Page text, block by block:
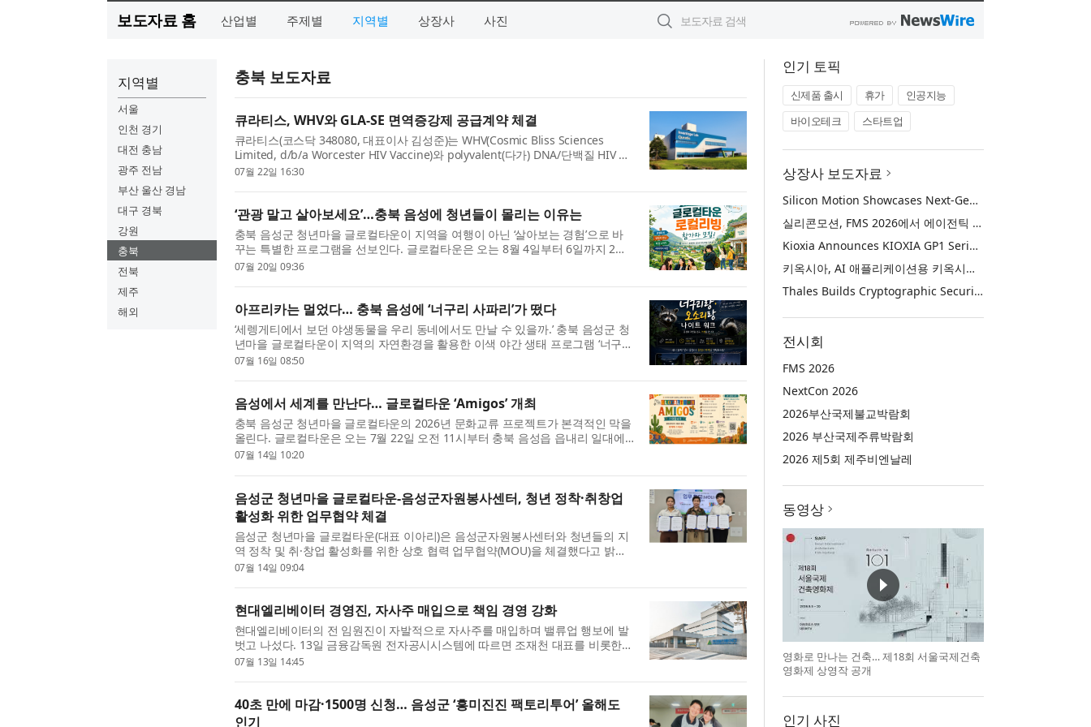
보도자료 홈 산업별 주제별 지역별 상장사 사진
지역별
서울
인천 경기
대전 충남
광주 전남
부산 울산 경남
대구 경북
강원
충북
전북
제주
해외
충북 보도자료
큐라티스, WHV와 GLA-SE 면역증강제 공급계약 체결
큐라티스(코스닥 348080, 대표이사 김성준)는 WHV(Cosmic Bliss Sciences
Limited, d/b/a Worcester HIV Vaccine)와 polyvalent(다가) DNA/단백질 HIV 백
신(PDPHV) 2a상 임상시험에 사용될 GLA-SE 면역증강제(adjuvant)를 제조·공급
07월 22일 16:30
‘관광 말고 살아보세요’…충북 음성에 청년들이 몰리는 이유는
충북 음성군 청년마을 글로컬타운이 지역을 여행이 아닌 ‘살아보는 경험’으로 바
꾸는 특별한 프로그램을 선보인다. 글로컬타운은 오는 8월 4일부터 6일까지 2박
3일간 진행되는 ‘글로컬 로컬리빙’ 참가자를 모집한다고 밝혔다. 이번 프로그램은
07월 20일 09:36
아프리카는 멀었다… 충북 음성에 ‘너구리 사파리’가 떴다
‘세렝게티에서 보던 야생동물을 우리 동네에서도 만날 수 있을까.’ 충북 음성군 청
년마을 글로컬타운이 지역의 자연환경을 활용한 이색 야간 생태 프로그램 ‘너구리
랑 오소리랑 나이트 워크’를 선보이며 새로운 로컬 관광 콘텐츠를 제안했다. 이 프
07월 16일 08:50
음성에서 세계를 만난다… 글로컬타운 ‘Amigos’ 개최
충북 음성군 청년마을 글로컬타운의 2026년 문화교류 프로젝트가 본격적인 막을
올린다. 글로컬타운은 오는 7월 22일 오전 11시부터 충북 음성읍 읍내리 일대에
서 세계 문화 축제 ‘글로컬타운 Amigos’를 개최한다고 밝혔다. ‘Amigos’는 스페인
07월 14일 10:20
음성군 청년마을 글로컬타운-음성군자원봉사센터, 청년 정착·취창업
활성화 위한 업무협약 체결
음성군 청년마을 글로컬타운(대표 이아리)은 음성군자원봉사센터와 청년들의 지
역 정착 및 취·창업 활성화를 위한 상호 협력 업무협약(MOU)을 체결했다고 밝혔
다. 이번 협약은 지역 청년들이 다양한 지역활동과 봉사, 문화교류를 통해 지역사
07월 14일 09:04
현대엘리베이터 경영진, 자사주 매입으로 책임 경영 강화
현대엘리베이터의 전 임원진이 자발적으로 자사주를 매입하며 밸류업 행보에 발
벗고 나섰다. 13일 금융감독원 전자공시시스템에 따르면 조재천 대표를 비롯한
30여 명의 임원진 전원이 약 1만4500주의 자사주를 취득했다. 매입은 지난 6일부
07월 13일 14:45
40초 만에 마감·1500명 신청… 음성군 ‘흥미진진 팩토리투어’ 올해도
인기
인기 토픽
신제품 출시 휴가
인공지능
바이오테크
스타트업
상장사 보도자료
Silicon Motion Showcases Next-Generation Storage Solutions for Agentic AI Applications at FMS 2026
실리콘모션, FMS 2026에서 에이전틱 AI에 활용하기 위한 차세대 스토리지 솔루션 공개
Kioxia Announces KIOXIA GP1 Series Super High IOPS SSDs for AI Applications
키옥시아, AI 애플리케이션용 키옥시아 GP1 시리즈 슈퍼 하이 IOPS SSD 발표
Thales Builds Cryptographic Security for the Age of AI and Post-Quantum Computing
전시회
FMS 2026
NextCon 2026
2026부산국제불교박람회
2026 부산국제주류박람회
2026 제5회 제주비엔날레
동영상
영화로 만나는 건축… 제18회 서울국제건축
영화제 상영작 공개
인기 사진